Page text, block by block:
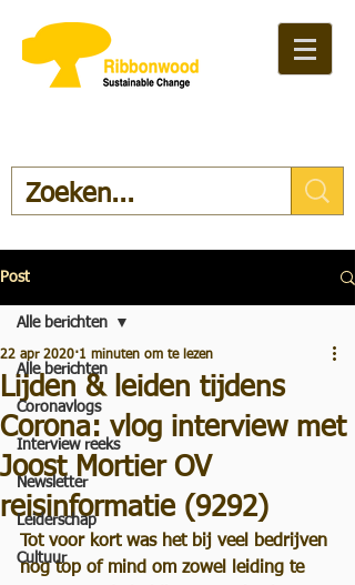
Post
Alle berichten
Coronavlogs
Interview reeks
Newsletter
Leiderschap
Cultuur
Alle berichten
Lijden & leiden tijdens
Corona: vlog interview met
Joost Mortier OV
reisinformatie (9292)
22 apr 2020 1 minuten om te lezen
Tot voor kort was het bij veel bedrijven
nog top of mind om zowel leiding te